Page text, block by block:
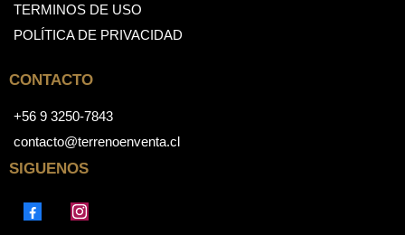
TERMINOS DE USO
POLÍTICA DE PRIVACIDAD
CONTACTO
+56 9 3250-7843
contacto@terrenoenventa.cl
SIGUENOS